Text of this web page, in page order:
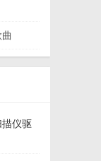
仪驱
) 安